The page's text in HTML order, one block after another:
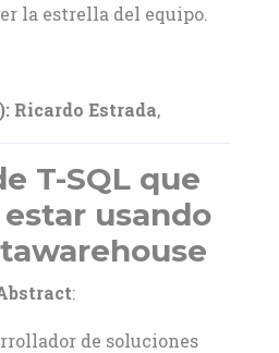
la estrella del equipo.
Ricardo Estrada,
T-SQL que
usando
:
de soluciones